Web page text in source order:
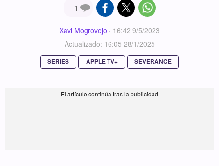
1
Xavi Mogrovejo · 16:42 9/5/2023
Actualizado: 16:05 28/1/2025
SERIES APPLE TV+ SEVERANCE